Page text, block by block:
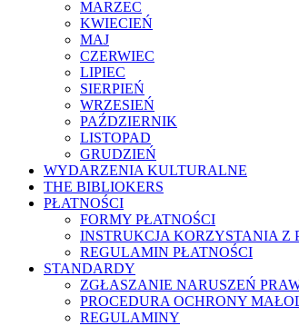
MARZEC
KWIECIEŃ
MAJ
CZERWIEC
LIPIEC
SIERPIEŃ
WRZESIEŃ
PAŹDZIERNIK
LISTOPAD
GRUDZIEŃ
WYDARZENIA KULTURALNE
THE BIBLIOKERS
PŁATNOŚCI
FORMY PŁATNOŚCI
INSTRUKCJA KORZYSTANIA Z
REGULAMIN PŁATNOŚCI
STANDARDY
ZGŁASZANIE NARUSZEŃ
PROCEDURA OCHRONY
REGULAMINY